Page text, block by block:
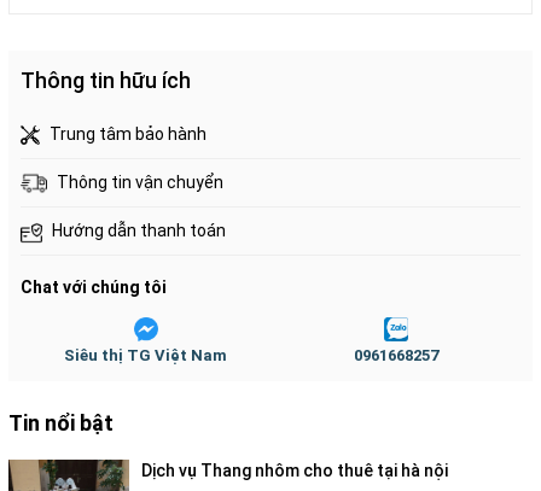
nhôm cao cấp.
Thang nhôm công nghiệp chính hãng
Thông số kỹ thuật của Thang nhôm cách điện
Độ rộng chân thang: 43cm
Chiều cao bậc: 31cm
Chiều cao sử dụng Hmax: 700cm
Trọng lượng thang: 26.4 kg
Thông tin hữu ích
Trung tâm bảo hành
Thông tin vận chuyển
Hướng dẫn thanh toán
Chat với chúng tôi
Siêu thị TG Việt Nam 0961668257
Tin nổi bật
Dịch vụ Thang nhôm cho thuê tại hà nội